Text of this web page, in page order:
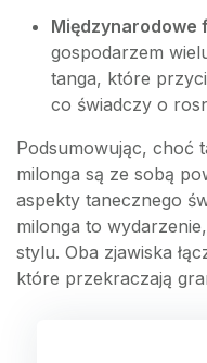
Międzynarodowe
gospodarzem
tanga, które
co świadczy o
Podsumowując, choć
milonga są ze sobą
aspekty tanecznego
milonga to
stylu. Oba zjawiska
które przekraczają